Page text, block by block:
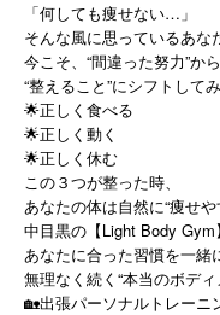
「何しても痩せない…」
そんな風に思っているあな
今こそ、“間違った努力”か
“整えること”にシフトして
🌟正しく食べる
🌟正しく動く
🌟正しく休む
この３つが整った時、
あなたの体は自然に“痩せ
中目黒の【Light Body Gym
あなたに合った習慣を一緒
無理なく続く“本当のボデ
🏡出張パーソナルトレーニ